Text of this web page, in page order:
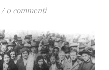
/ 0 commenti